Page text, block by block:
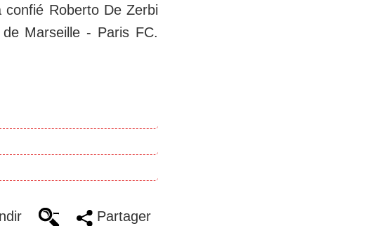
Roberto De Zerbi
Marseille - Paris FC.
Partager